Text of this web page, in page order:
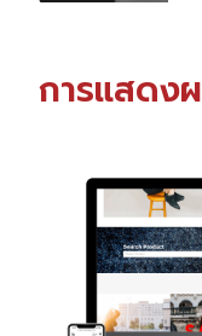
การแสดง